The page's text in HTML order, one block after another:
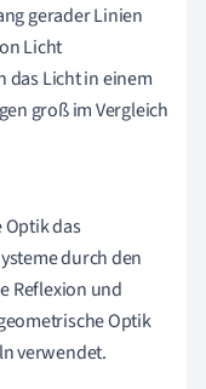
gerader Linien
Licht
das Licht in einem
groß im Vergleich
das
durch den
Reflexion und
Optik
verwendet.